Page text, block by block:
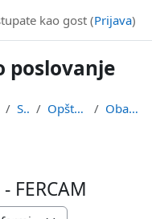
kao gost (Prijava)
poslovanje
SAPT Opšta sekcija Obaveštenja
FERCAM